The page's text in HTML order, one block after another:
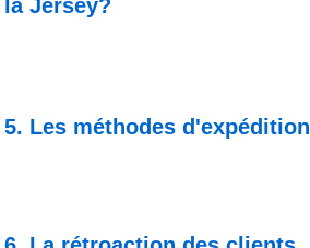
la Jersey?
5. Les méthodes d'expédition